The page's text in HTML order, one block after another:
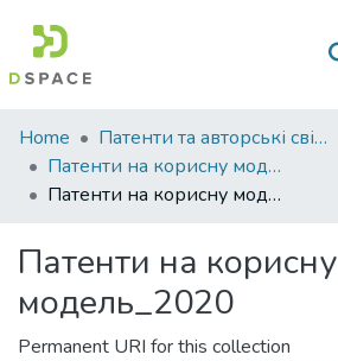
Communities
&
Collections
Statistics
Home
Патенти та авторські свідоцтва
Патенти на корисну модель
Патенти на корисну модель_2020
Патенти на корисну
модель_2020
Permanent URI for this collection